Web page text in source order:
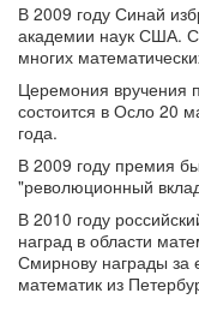
В 2009 году Синай
академии наук США. С
многих
Церемония вручения
состоится в Осло 20
года.
В 2009 году премия
"революционный
В 2010 году
наград в области
Смирнову награды за
математик из